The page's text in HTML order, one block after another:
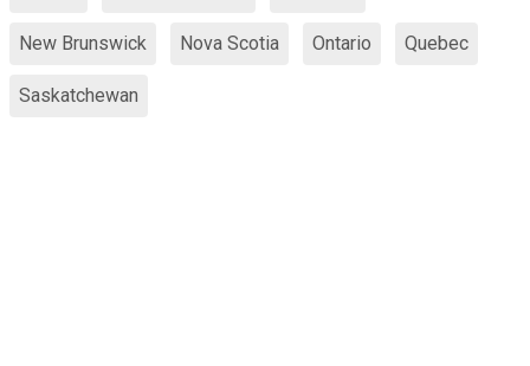
New Brunswick Nova Scotia Ontario Quebec
Saskatchewan